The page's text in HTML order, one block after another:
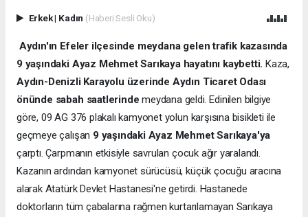
Erkek| Kadın (Haberi Sesli Oku)
Aydın'ın Efeler ilçesinde meydana gelen trafik kazasında
9 yaşındaki Ayaz Mehmet Sarıkaya hayatını kaybetti. Kaza,
Aydın-Denizli Karayolu üzerinde Aydın Ticaret Odası
önünde sabah saatlerinde meydana geldi. Edinilen bilgiye
göre, 09 AG 376 plakalı kamyonet yolun karşısına bisikleti ile
geçmeye çalışan 9 yaşındaki Ayaz Mehmet Sarıkaya'ya
çarptı. Çarpmanın etkisiyle savrulan çocuk ağır yaralandı.
Kazanın ardından kamyonet sürücüsü, küçük çocuğu aracına
alarak Atatürk Devlet Hastanesi'ne getirdi. Hastanede
doktorların tüm çabalarına rağmen kurtarılamayan Sarıkaya